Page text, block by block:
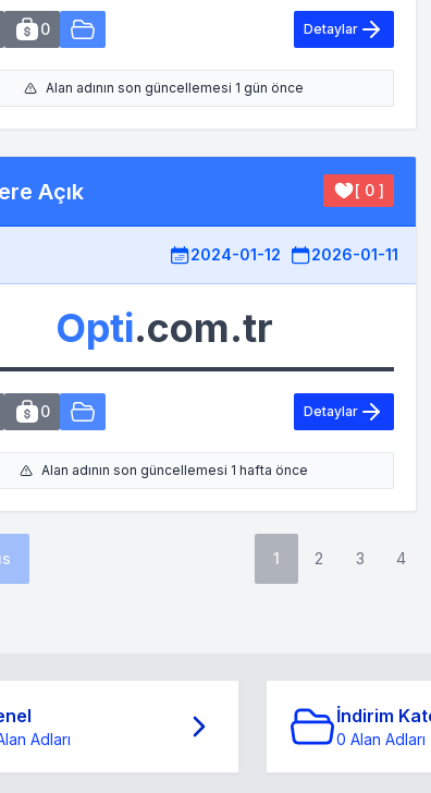
0 Detaylar
Alan adının son güncellemesi 1 gün önce
Açık [ 0 ]
2024-01-12 2026-01-11
Opti.com.tr
0 Detaylar
Alan adının son güncellemesi 1 hafta önce
1 2 3 4
Adları
İndirim
0 Alan Adları